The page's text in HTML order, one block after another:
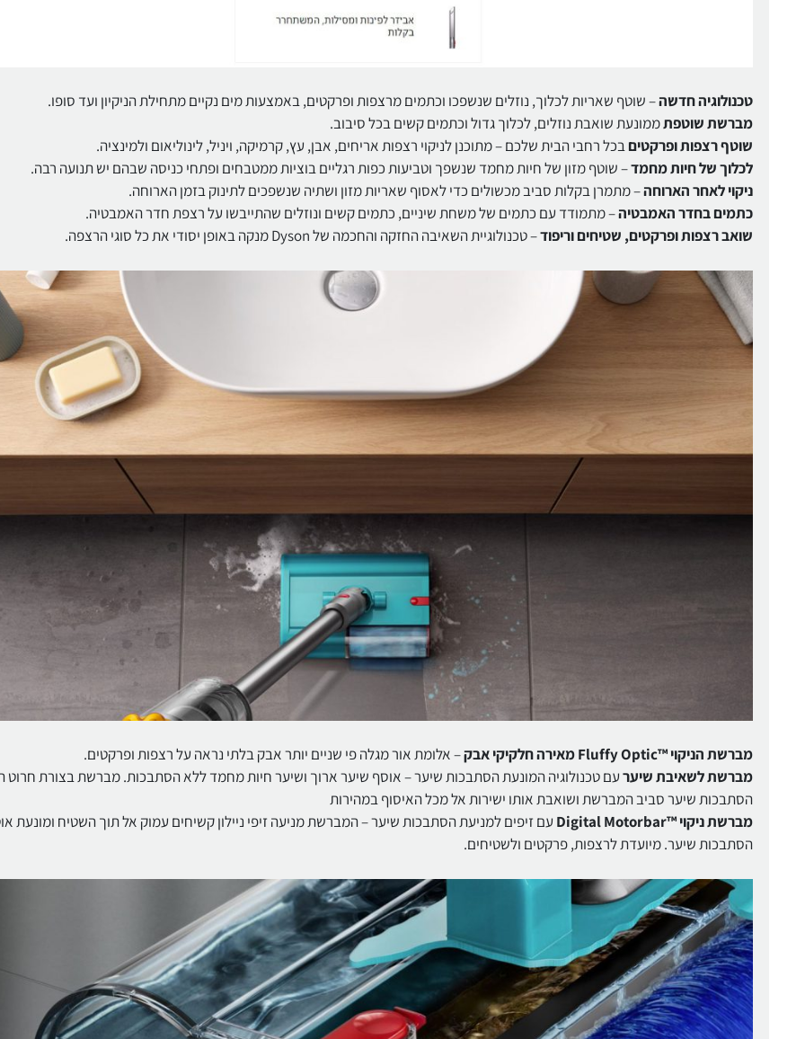
טכנולוגיה חדשה– שוטף שאריות לכלוך, נוזלים שנשפכו וכתמים מרצפות ופרקטים, באמצעות מים נקיים מתחילת הניקיון ועד סופו.
מברשת שוטפתממונעת שואבת נוזלים, לכלוך גדול וכתמים קשים בכל סיבוב.
שוטף רצפות ופרקטיםבכל רחבי הבית שלכם – מתוכנן לניקוי רצפות אריחים, אבן, עץ, קרמיקה, ויניל, לינוליאום ולמינציה.
לכלוך של חיות מחמד– שוטף מזון של חיות מחמד שנשפך וטביעות כפות רגליים בוציות ממטבחים ופתחי כניסה שבהם יש תנועה רבה.
ניקוי לאחר הארוחה– מתמרן בקלות סביב מכשולים כדי לאסוף שאריות מזון ושתיה שנשפכים לתינוק בזמן הארוחה.
כתמים בחדר האמבטיה– מתמודד עם כתמים של משחת שיניים, כתמים קשים ונוזלים שהתייבשו על רצפת חדר האמבטיה.
שואב רצפות ופרקטים, שטיחים וריפוד– טכנולוגיית השאיבה החזקה והחכמה של Dyson מנקה באופן יסודי את כל סוגי הרצפה.
מברשת הניקוי ™Fluffy Optic מאירה חלקיקי אבק
– אלומת אור מגלה פי שניים יותר אבק בלתי נראה על רצפות ופרקטים.
מברשת לשאיבת שיערעם טכנולוגיה המונעת הסתבכות שיער – אוסף שיער ארוך ושיער חיות מחמד ללא הסתבכות. מברשת בצורת חרוט
הסתבכות שיער סביב המברשת ושואבת אותו ישירות אל מכל האיסוף במהירות
מברשת ניקוי ™Digital Motorbar
עם זיפים למניעת הסתבכות שיער – המברשת מניעה זיפי ניילון קשיחים עמוק אל תוך השטיח ומונעת
הסתבכות שיער. מיועדת לרצפות, פרקטים ולשטיחים.